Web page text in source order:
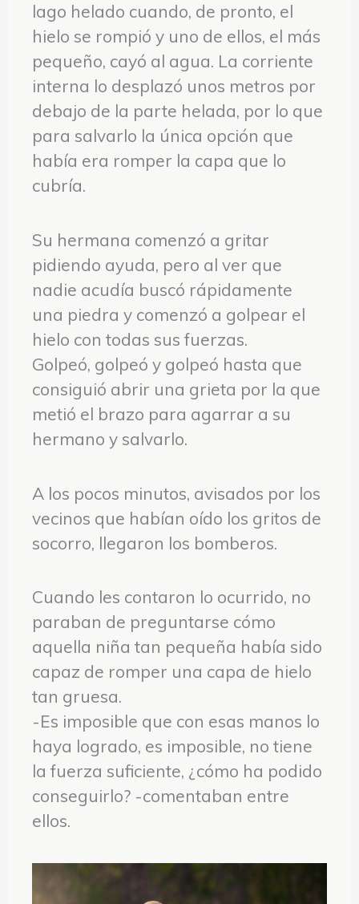
lago helado cuando, de pronto, el
hielo se rompió y uno de ellos, el más
pequeño, cayó al agua. La corriente
interna lo desplazó unos metros por
debajo de la parte helada, por lo que
para salvarlo la única opción que
había era romper la capa que lo
cubría.
Su hermana comenzó a gritar
pidiendo ayuda, pero al ver que
nadie acudía buscó rápidamente
una piedra y comenzó a golpear el
hielo con todas sus fuerzas.
Golpeó, golpeó y golpeó hasta que
consiguió abrir una grieta por la que
metió el brazo para agarrar a su
hermano y salvarlo.
A los pocos minutos, avisados por los
vecinos que habían oído los gritos de
socorro, llegaron los bomberos.
Cuando les contaron lo ocurrido, no
paraban de preguntarse cómo
aquella niña tan pequeña había sido
capaz de romper una capa de hielo
tan gruesa.
-Es imposible que con esas manos lo
haya logrado, es imposible, no tiene
la fuerza suficiente, ¿cómo ha podido
conseguirlo? -comentaban entre
ellos.